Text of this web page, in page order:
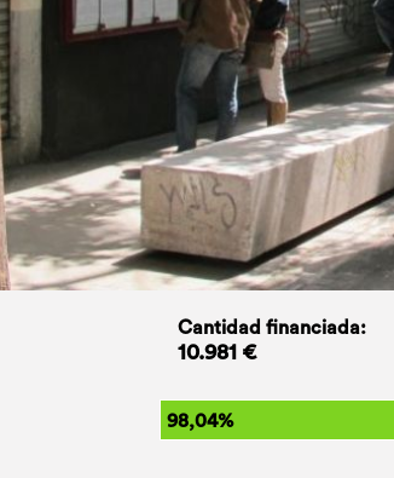
Cantidad financiada:
10.981 €
98,04%